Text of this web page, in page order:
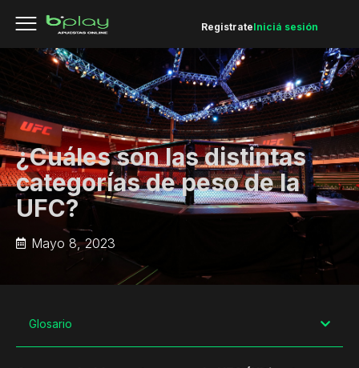
RegistrateIniciá sesión
¿Cuáles son las distintas
categorías de peso de la
UFC?
Mayo 8, 2023
Glosario